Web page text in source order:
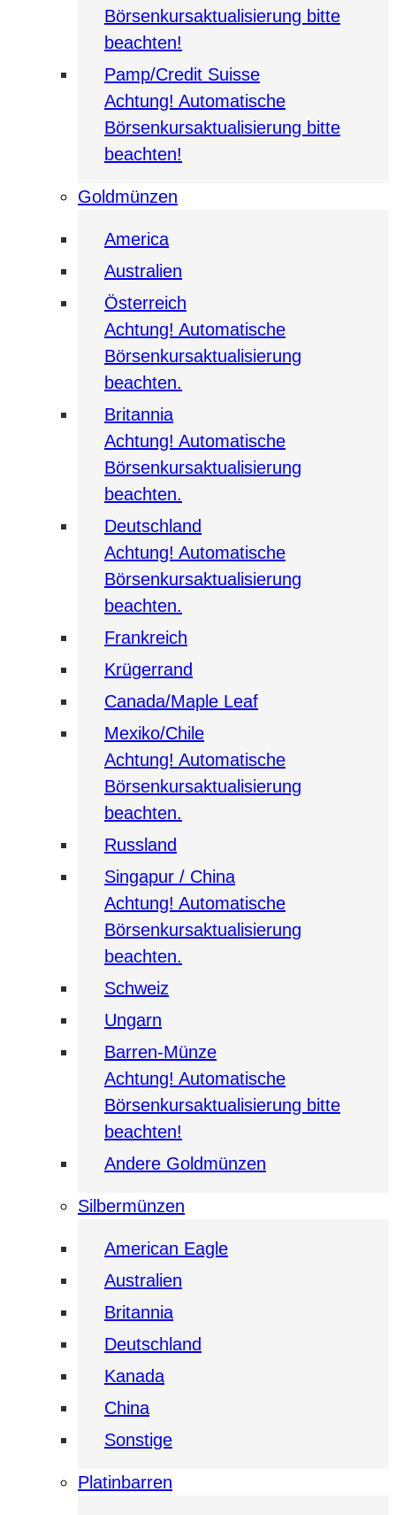
Börsenkursaktualisierung bitte
beachten!
Pamp/Credit Suisse
Achtung! Automatische
Börsenkursaktualisierung bitte
beachten!
Goldmünzen
America
Australien
Österreich
Achtung! Automatische
Börsenkursaktualisierung
beachten.
Britannia
Achtung! Automatische
Börsenkursaktualisierung
beachten.
Deutschland
Achtung! Automatische
Börsenkursaktualisierung
beachten.
Frankreich
Krügerrand
Canada/Maple Leaf
Mexiko/Chile
Achtung! Automatische
Börsenkursaktualisierung
beachten.
Russland
Singapur / China
Achtung! Automatische
Börsenkursaktualisierung
beachten.
Schweiz
Ungarn
Barren-Münze
Achtung! Automatische
Börsenkursaktualisierung bitte
beachten!
Andere Goldmünzen
Silbermünzen
American Eagle
Australien
Britannia
Deutschland
Kanada
China
Sonstige
Platinbarren